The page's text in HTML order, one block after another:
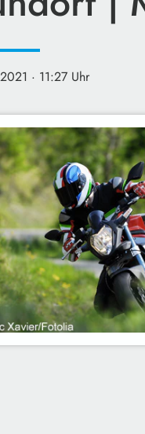
· 11:27 Uhr